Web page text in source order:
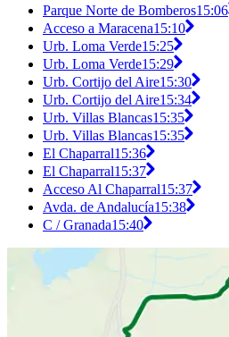
Parque Norte de Bomberos15:06
Acceso a Maracena15:10
Urb. Loma Verde15:25
Urb. Loma Verde15:29
Urb. Cortijo del Aire15:30
Urb. Cortijo del Aire15:34
Urb. Villas Blancas15:35
Urb. Villas Blancas15:35
El Chaparral15:36
El Chaparral15:37
Acceso Al Chaparral15:37
Avda. de Andalucía15:38
C / Granada15:40